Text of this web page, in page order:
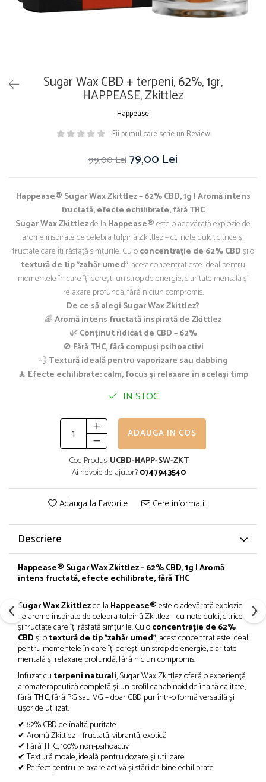
Sugar Wax CBD + terpeni, 62%, 1gr,
HAPPEASE, Zkittlez
Happease
Fii primul care scrie un Review
99,00 Lei79,00 Lei
Happease® Sugar Wax Zkittlez – 62% CBD, 1g | Aromă intens
fructată, efecte echilibrate, fără THC
Sugar Wax Zkittlezde la Happease®este o adevărată explozie de
arome inspirate de celebra tulpină Zkittlez – cu note dulci, citrice și
fructate care îți răsfață simțurile. Cu oconcentrație de 62% CBDși o
textură de tip "zahăr umed", acest concentrat este ideal pentru
momentele în care îți dorești un strop de energie, claritate mentală și
relaxare profundă, fără niciun compromis.
De ce să alegi Sugar Wax Zkittlez?
🌈Aromă intens fructată inspirată de Zkittlez
🌿 Conținut ridicat de CBD – 62%
🚫 Fără THC, fără compuși psihoactivi
💨 Textură ideală pentru vaporizare sau dabbing
🧘 Efecte echilibrate: calm, focus și relaxare în același timp
IN STOC
ADAUGA IN COS
Cod Produs:UCBD-HAPP-SW-ZKT
Ai nevoie de ajutor?0747943540
Adauga la Favorite Cere informatii
Descriere
Happease® Sugar Wax Zkittlez – 62% CBD, 1g | Aromă
intens fructată, efecte echilibrate, fără THC
Sugar Wax Zkittlezde la Happease®este o adevărată explozie
de arome inspirate de celebra tulpină Zkittlez – cu note dulci, citrice
și fructate care îți răsfață simțurile. Cu oconcentrație de 62%
CBDși otextură de tip "zahăr umed", acest concentrat este ideal
pentru momentele în care îți dorești un strop de energie, claritate
mentală și relaxare profundă, fără niciun compromis.
Infuzat cu terpeni naturali, Sugar Wax Zkittlez oferă o experiență
aromaterapeutică completă și un profil canabinoid de înaltă calitate,
fără THC, fără PG sau VG – doar CBD pur într-o formă versatilă și
ușor de utilizat.
✔ 62% CBD de înaltă puritate
✔ Aromă Zkittlez – fructată, vibrantă, exotică
✔ Fără THC, 100% non-psihoactiv
✔ Textură moale, ideală pentru dozare și utilizare
✔ Perfect pentru relaxare activă și stări de bine echilibrate